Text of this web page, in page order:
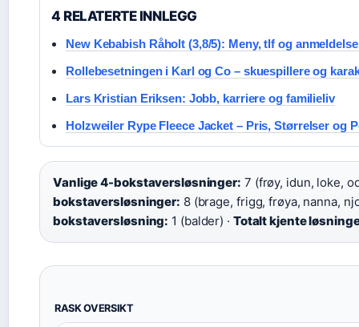
4 RELATERTE INNLEGG
New Kebabish Råholt (3,8/5): Meny, tlf og
Rollebesetningen i Karl og Co – skuespillere og
Lars Kristian Eriksen: Jobb, karriere og familieliv
Holzweiler Rype Fleece Jacket – Pris, Størrelser og
Vanlige 4-bokstaversløsninger: 7 (frøy, idun, loke,
bokstaversløsninger: 8 (brage, frigg, frøya, nanna,
bokstaversløsning: 1 (balder) · Totalt kjente
RASK OVERSIKT